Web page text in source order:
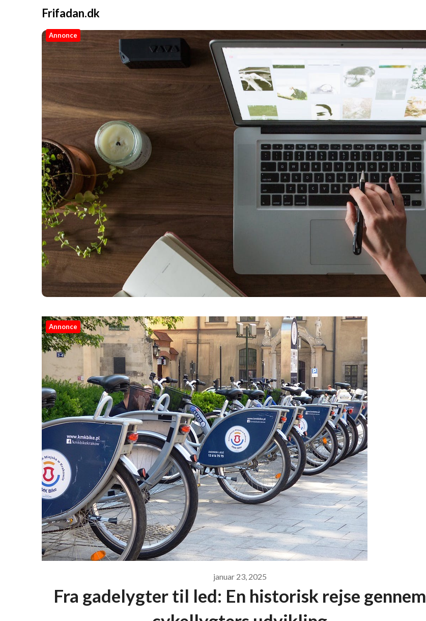
Frifadan.dk
Frifadan.dk
Annonce
Annonce
januar 23, 2025
Fra gadelygter til led: En historisk rejse gennem